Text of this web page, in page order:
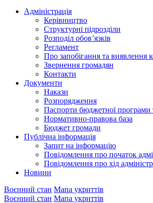
Адміністрація
Керівництво
Структурні підрозділи
Розподіл обов’язків
Регламент
Про запобігання та виявлення
Звернення громадян
Контакти
Документи
Накази
Розпорядження
Паспорти бюджетної програми
Нормативно-правова база
Бюджет громади
Публічна інформація
Запит на інформацію
Повідомлення про початок
Повідомлення про хід
Новини
Воєнний стан Мапа укриттів
Воєнний стан Мапа укриттів